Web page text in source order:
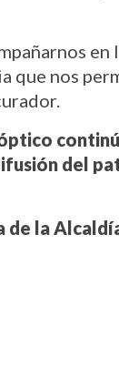
en
que nos
del
de la